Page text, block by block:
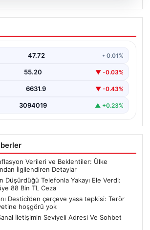
Düşürdüğü Telefonla
Verdi: Ehliyetsiz Sürücüye
ekipleri, plakasız bir motosikletin
sürücü,…
47.72 • 0.01%
55.20 ▼ -0.03%
6631.9 ▼ -0.43%
3094019 ▲ +0.23%
Verileri ve Beklentiler: Ülke
İlgilendiren Detaylar
Düşürdüğü Telefonla Yakayı Ele Verdi:
88 Bin TL Ceza
Destici’den çerçeve yasa tepkisi: Terör
hoşgörü yok
İletişimin Seviyeli Adresi Ve Sohbet